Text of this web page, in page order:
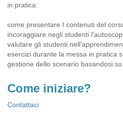
in pratica:
come presentare I contenuti del
incoraggiare negli studenti
valutare gli studenti
esercizi durante la messa in pratica
gestione dello scenario basandosi
Come iniziare?
Contattaci